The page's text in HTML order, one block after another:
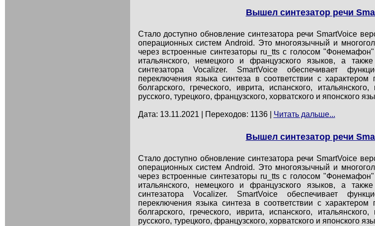
Вышел синтезатор речи
Стало доступно обновление синтезатора речи SmartVoice
операционных систем Android. Это многоязычный и
через встроенные синтезаторы ru_tts с голосом
итальянского, немецкого и французского языков, а
синтезатора Vocalizer. SmartVoice обеспечивает
переключения языка синтеза в соответствии с характером
болгарского, греческого, иврита, испанского,
русского, турецкого, французского, хорватского и японского
Дата: 13.11.2021 | Переходов: 1136 | Читать дальше...
Вышел синтезатор речи
Стало доступно обновление синтезатора речи SmartVoice
операционных систем Android. Это многоязычный и
через встроенные синтезаторы ru_tts с голосом
итальянского, немецкого и французского языков, а
синтезатора Vocalizer. SmartVoice обеспечивает
переключения языка синтеза в соответствии с характером
болгарского, греческого, иврита, испанского,
русского, турецкого, французского, хорватского и японского